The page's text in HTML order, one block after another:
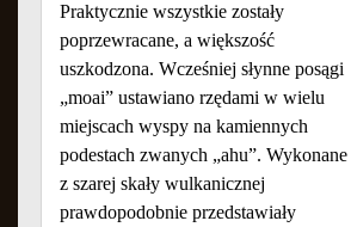
Praktycznie wszystkie zostały
poprzewracane, a większość
uszkodzona. Wcześniej słynne posągi
„moai” ustawiano rzędami w wielu
miejscach wyspy na kamiennych
podestach zwanych „ahu”. Wykonane
z szarej skały wulkanicznej
prawdopodobnie przedstawiały